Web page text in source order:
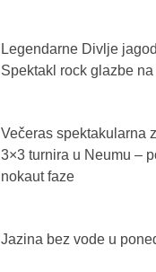
Legendarne Divlje
Spektakl rock glazbe
Večeras spektakularna
3×3 turnira u Neumu –
nokaut faze
Jazina bez vode u